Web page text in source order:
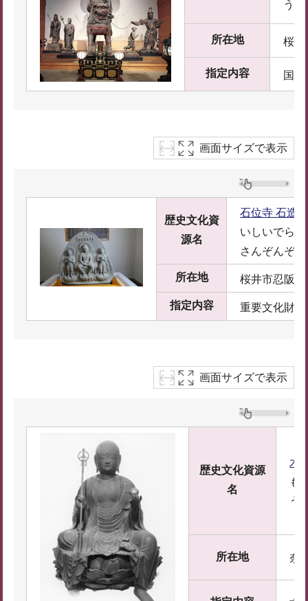
う
所在地 桜井
指定内容 国宝
画面サイズで表示
歴史文化資
源名
石位寺 石造
いしいでら
さんぞんぞう
所在地 桜井市忍阪
指定内容 重要文化財
画面サイズで表示
歴史文化資源
名
木
も
う
所在地 奈